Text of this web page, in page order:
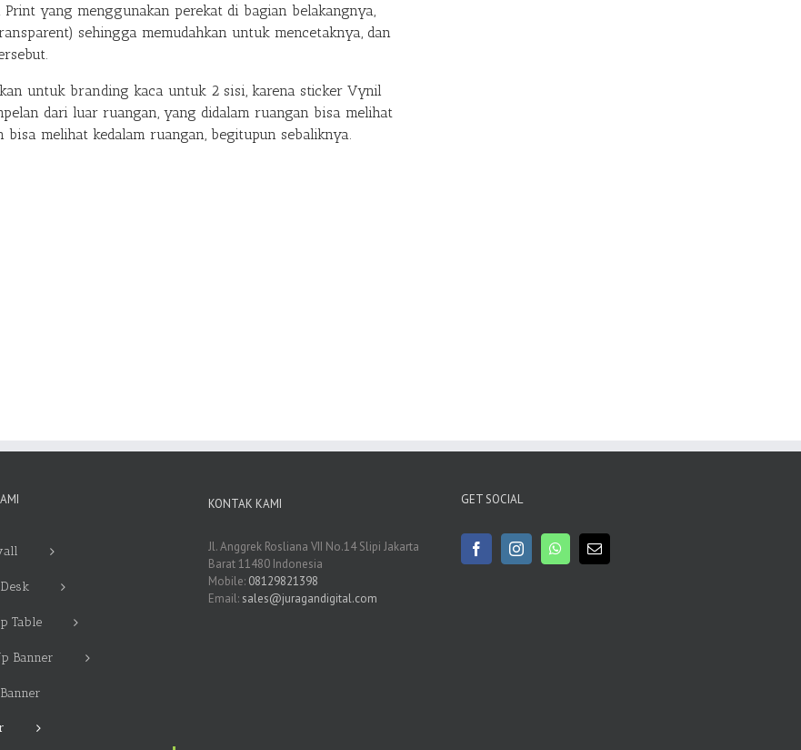
Print yang menggunakan perekat di bagian belakangnya,
sehingga memudahkan untuk mencetaknya, dan
untuk branding kaca untuk 2 sisi, karena sticker Vynil
dari luar ruangan, yang didalam ruangan bisa melihat
melihat kedalam ruangan, begitupun sebaliknya.
Table
Banner
KONTAK KAMI
Jl. Anggrek Rosliana VII No.14 Slipi Jakarta
Barat 11480 Indonesia
Mobile: 08129821398
Email: sales@juragandigital.com
GET SOCIAL